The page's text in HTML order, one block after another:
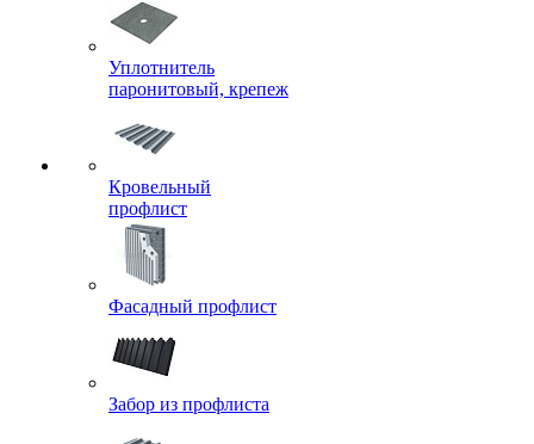
Уплотнитель
паронитовый, крепеж
Кровельный
профлист
Фасадный профлист
Забор из профлиста